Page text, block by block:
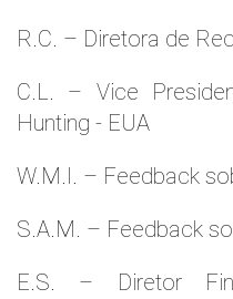
R.C. – Diretora de
C.L. – Vice
Hunting - EUA
W.M.l. – Feedback
S.A.M. – Feedback
E.S. – Diretor